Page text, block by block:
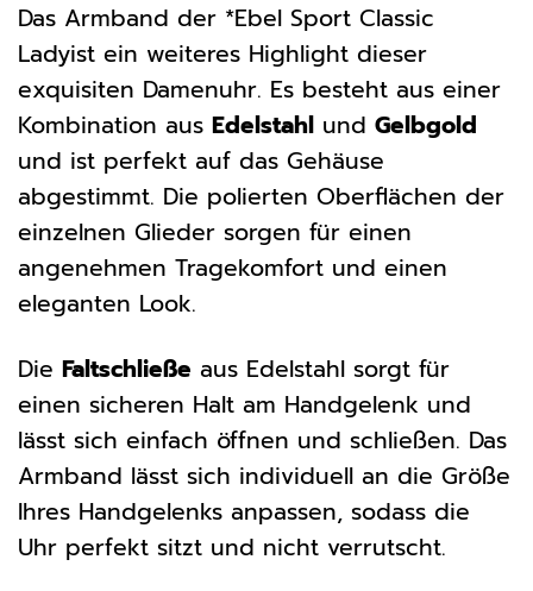
Das Armband der *Ebel Sport Classic
Ladyist ein weiteres Highlight dieser
exquisiten Damenuhr. Es besteht aus einer
Kombination aus Edelstahl und Gelbgold
und ist perfekt auf das Gehäuse
abgestimmt. Die polierten Oberflächen der
einzelnen Glieder sorgen für einen
angenehmen Tragekomfort und einen
eleganten Look.
Die Faltschließe aus Edelstahl sorgt für
einen sicheren Halt am Handgelenk und
lässt sich einfach öffnen und schließen. Das
Armband lässt sich individuell an die Größe
Ihres Handgelenks anpassen, sodass die
Uhr perfekt sitzt und nicht verrutscht.